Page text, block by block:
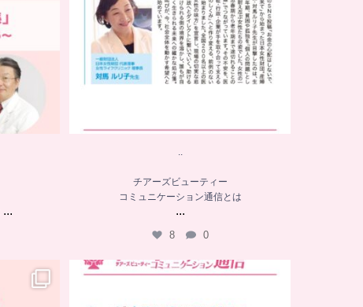
...
..
チアーズビューティー
コミュニケーション通信とは
...
8 0
．．